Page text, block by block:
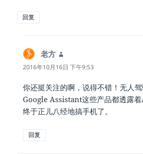
回复
老方
道：
2016年10月16日 下午9:53
你还挺关注的啊，说得不错！无人驾
Google Assistant这些产品都透露
终于正儿八经地搞手机了。
回复